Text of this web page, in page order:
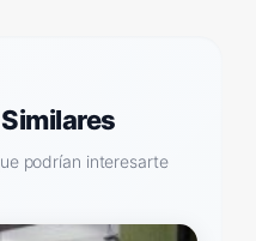
podrían interesarte